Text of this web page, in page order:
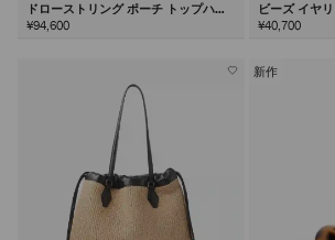
ドローストリング ポーチ トップハン
ドル
¥94,600
ビーズ イヤ
¥40,700
新作